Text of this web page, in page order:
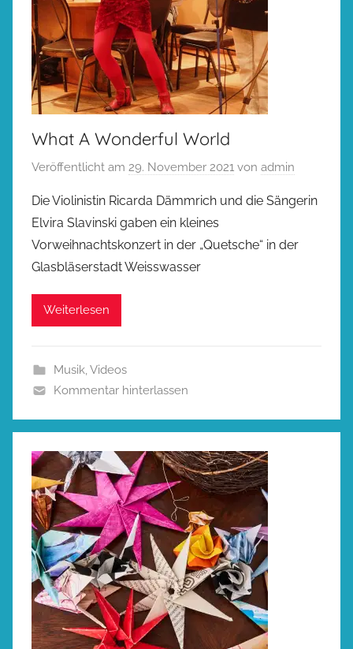
What A Wonderful World
Veröffentlicht am 29. November 2021 von admin
Die Violinistin Ricarda Dämmrich und die Sängerin
Elvira Slavinski gaben ein kleines
Vorweihnachtskonzert in der „Quetsche“ in der
Glasbläserstadt Weisswasser
Weiterlesen
Musik,Videos
Kommentar hinterlassen